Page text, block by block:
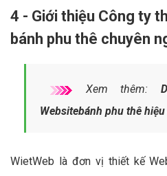
4 - Giới thiệu Công ty
bánh phu thê chuyên
Xem thêm:
Websitebánh phu thê
WietWeb là đơn vị thiết kế